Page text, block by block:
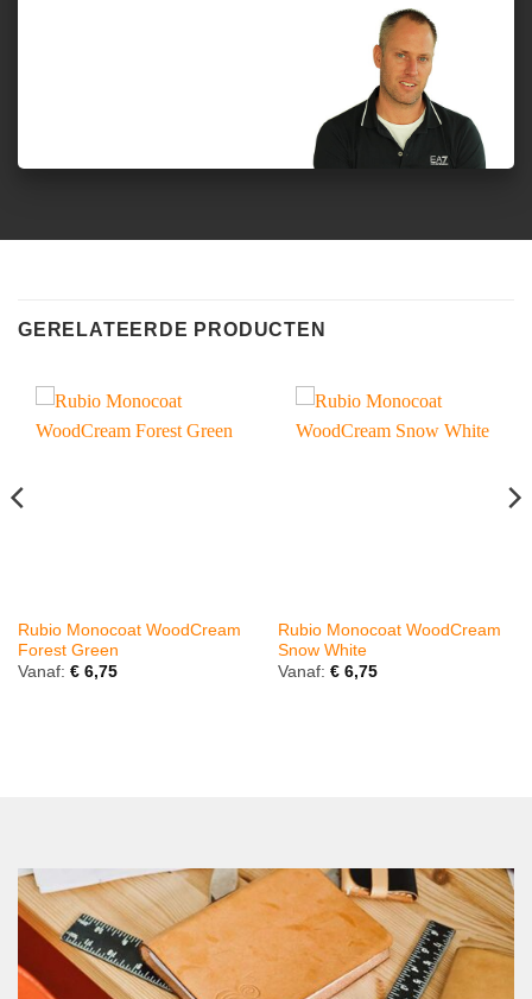
GERELATEERDE PRODUCTEN
Rubio Monocoat WoodCream
Forest Green
Vanaf: €6,75
Rubio Monocoat WoodCream
Snow White
Vanaf: €6,75